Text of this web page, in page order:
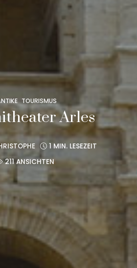
TOURISMUS
Arles
1 MIN. LESEZEIT
211 ANSICHTEN